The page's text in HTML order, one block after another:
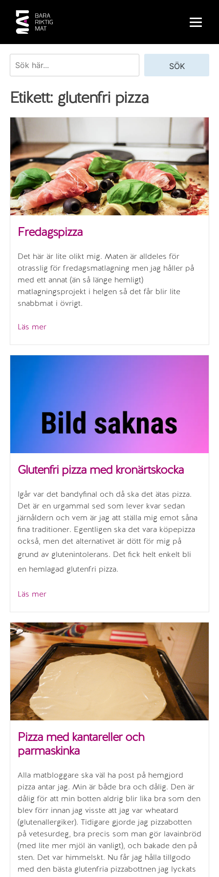
content
SÖK
Etikett: glutenfri pizza
Fredagspizza
Det här är lite olikt mig. Maten är alldeles för
otrasslig för fredagsmatlagning men jag håller på
med ett annat (än så länge hemligt)
matlagningsprojekt i helgen så det får blir lite
snabbmat i övrigt.
Läs mer”Fredagspizza”
Glutenfri pizza med kronärtskocka
Igår var det bandyfinal och då ska det ätas pizza.
Det är en urgammal sed som lever kvar sedan
järnåldern och vem är jag att ställa mig emot såna
fina traditioner. Egentligen ska det vara köpepizza
också, men det alternativet är dött för mig på
grund av glutenintolerans. Det fick helt enkelt bli
en hemlagad glutenfri pizza.
Läs mer”Glutenfri
kronärtskocka”
Pizza med kantareller och
parmaskinka
Alla matbloggare ska väl ha post på hemgjord
pizza antar jag. Min är både bra och dålig. Den är
dålig för att min botten aldrig blir lika bra som den
blev förr innan jag visste att jag var wheatard
(glutenallergiker). Tidigare gjorde jag pizzabotten
på vetesurdeg, bra precis som man gör lavainbröd
(med lite mer mjöl än vanligt), och bakade den på
sten. Det var himmelskt. Nu får jag hålla tillgodo
med den bästa glutenfria pizzabottnen jag lyckats